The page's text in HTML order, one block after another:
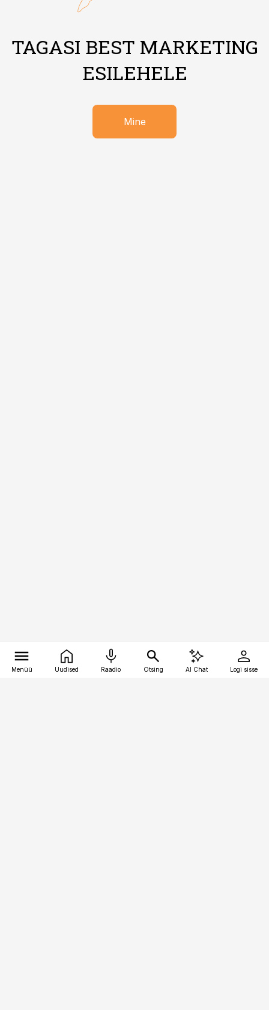
TAGASI BEST MARKETING
ESILEHELE
Mine
Menüü Uudised Raadio Otsing AI Chat Logi sisse